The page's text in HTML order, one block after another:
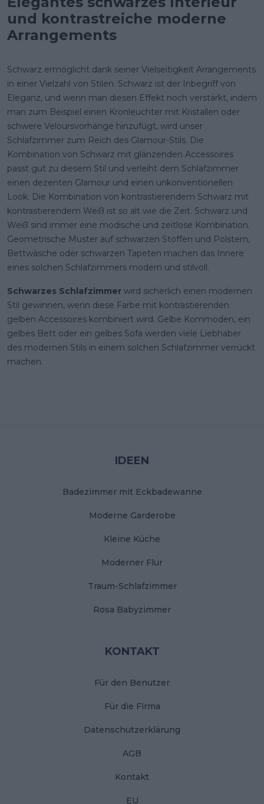
und kontrastreiche moderne
Arrangements
Schwarz ermöglicht dank seiner Vielseitigkeit Arrangements
in einer Vielzahl von Stilen. Schwarz ist der Inbegriff von
Eleganz, und wenn man diesen Effekt noch verstärkt, indem
man zum Beispiel einen Kronleuchter mit Kristallen oder
schwere Veloursvorhänge hinzufügt, wird unser
Schlafzimmer zum Reich des Glamour-Stils. Die
Kombination von Schwarz mit glänzenden Accessoires
passt gut zu diesem Stil und verleiht dem Schlafzimmer
einen dezenten Glamour und einen unkonventionellen
Look. Die Kombination von kontrastierendem Schwarz mit
kontrastierendem Weiß ist so alt wie die Zeit. Schwarz und
Weiß sind immer eine modische und zeitlose Kombination.
Geometrische Muster auf schwarzen Stoffen und Polstern,
Bettwäsche oder schwarzen Tapeten machen das Innere
eines solchen Schlafzimmers modern und stilvoll.
Schwarzes Schlafzimmer wird sicherlich einen modernen
Stil gewinnen, wenn diese Farbe mit kontrastierenden
gelben Accessoires kombiniert wird. Gelbe Kommoden, ein
gelbes Bett oder ein gelbes Sofa werden viele Liebhaber
des modernen Stils in einem solchen Schlafzimmer verrückt
machen.
IDEEN
Badezimmer mit Eckbadewanne
Moderne Garderobe
Kleine Küche
Moderner Flur
Traum-Schlafzimmer
Rosa Babyzimmer
KONTAKT
Für den Benutzer
Für die Firma
Datenschutzerklärung
AGB
Kontakt
EU